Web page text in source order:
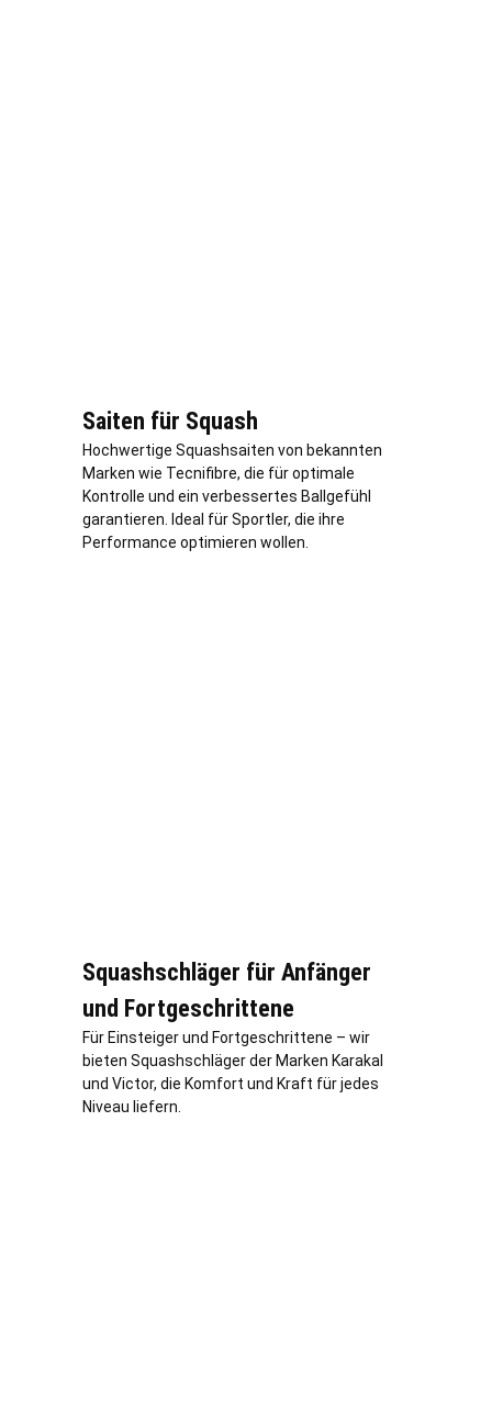
Saiten für Squash
Hochwertige Squashsaiten von bekannten
Marken wie Tecnifibre, die für optimale
Kontrolle und ein verbessertes Ballgefühl
garantieren. Ideal für Sportler, die ihre
Performance optimieren wollen.
Squashschläger für Anfänger
und Fortgeschrittene
Für Einsteiger und Fortgeschrittene – wir
bieten Squashschläger der Marken Karakal
und Victor, die Komfort und Kraft für jedes
Niveau liefern.